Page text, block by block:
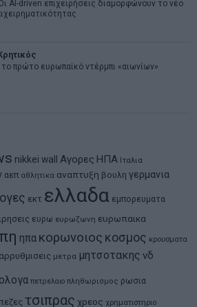
AI-driven επιχειρήσεις διαμορφώνουν το νέο
πρώτο ευρωπαϊκό ντέρμπι «αιωνίων»
nikkei wall Αγορες ΗΠΑ Ιταλια
αεπ αθλητικα αναπτυξη βουλη γερμανια
εκτ ελλαδα εμπορευματα
ευρω ευρωζωνη ευρωπαικα
ηπα κορωνοιος κοσμος κρουσματα
μετρα μητσοτακης νδ
πετρελαιο πληθωρισμος ρωσια
τσιπρας χρεος χρηματιστηριο